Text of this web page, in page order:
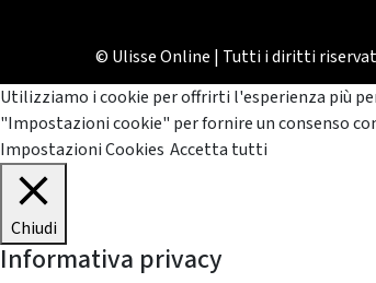
© Ulisse Online | Tutti i diritti
Utilizziamo i cookie per offrirti l'esperienza più
"Impostazioni cookie" per fornire un consenso
Impostazioni Cookies Accetta tutti
Chiudi
Informativa privacy